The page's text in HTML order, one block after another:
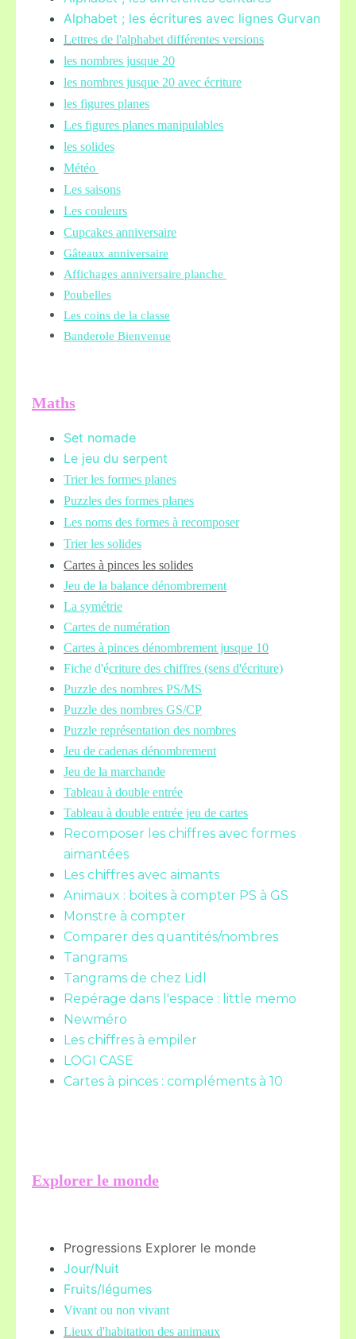
Alphabet ; les écritures avec lignes Gurvan
Lettres de l'alphabet différentes versions
les nombres jusque 20
les nombres jusque 20 avec écriture
les figures planes
Les figures planes manipulables
les solides
Météo
Les saisons
Les couleurs
Cupcakes anniversaire
Gâteaux anniversaire
Affichages anniversaire planche
Poubelles
Les coins de la classe
Banderole Bienvenue
Maths
Set nomade
Le jeu du serpent
Trier les formes planes
Puzzles des formes planes
Les noms des formes à recomposer
Trier les solides
Cartes à pinces les solides
Jeu de la balance dénombrement
La symétrie
Cartes de numération
Cartes à pinces dénombrement jusque 10
Fiche d'écriture des chiffres (sens d'écriture)
Puzzle des nombres PS/MS
Puzzle des nombres GS/CP
Puzzle représentation des nombres
Jeu de cadenas dénombrement
Jeu de la marchande
Tableau à double entrée
Tableau à double entrée jeu de cartes
Recomposer les chiffres avec formes
aimantées
Les chiffres avec aimants
Animaux : boites à compter PS à GS
Monstre à compter
Comparer des quantités/nombres
Tangrams
Tangrams de chez Lidl
Repérage dans l'espace : little memo
Newméro
Les chiffres à empiler
LOGI CASE
Cartes à pinces : compléments à 10
Explorer le monde
Progressions Explorer le monde
Jour/Nuit
Fruits/légumes
Vivant ou non vivant
Lieux d'habitation des animaux